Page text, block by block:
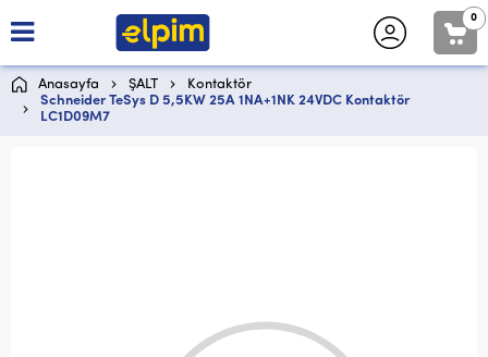
0
Anasayfa ŞALT
Kontaktör
Schneider TeSys D 5,5KW 25A 1NA+1NK 24VDC Kontaktör
LC1D09M7